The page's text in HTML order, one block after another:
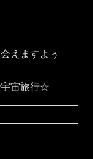
えますよぅ
宇宙旅行☆